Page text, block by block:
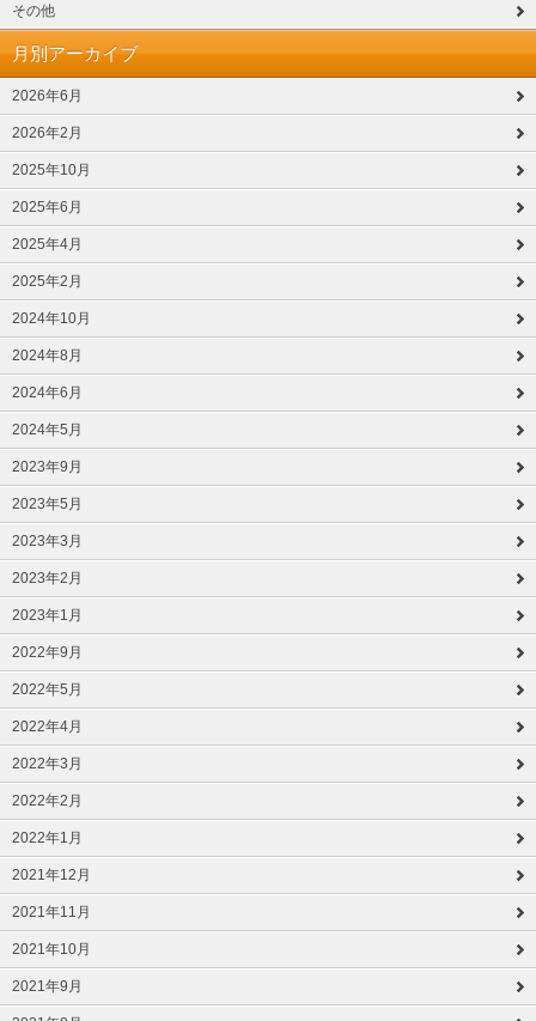
その他
月別アーカイブ
2026年6月
2026年2月
2025年10月
2025年6月
2025年4月
2025年2月
2024年10月
2024年8月
2024年6月
2024年5月
2023年9月
2023年5月
2023年3月
2023年2月
2023年1月
2022年9月
2022年5月
2022年4月
2022年3月
2022年2月
2022年1月
2021年12月
2021年11月
2021年10月
2021年9月